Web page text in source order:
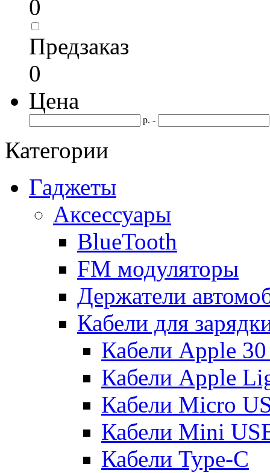
0
Предзаказ
0
Цена
р. -
Категории
Гаджеты
Аксессуары
BlueTooth
FM модуляторы
Держатели
Кабели для
Кабели Apple
Кабели Apple
Кабели Micro
Кабели Mini
Кабели Type-C